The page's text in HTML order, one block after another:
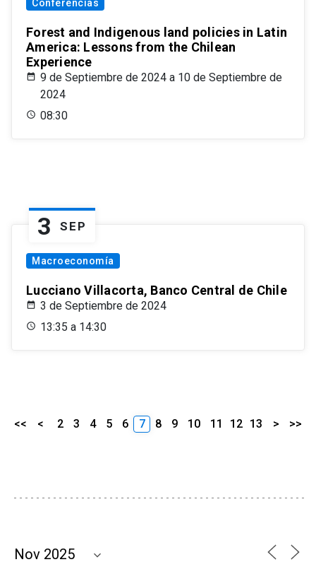
Conferencias
Forest and Indigenous land policies in Latin
America: Lessons from the Chilean
Experience
9 de Septiembre de 2024 a 10 de Septiembre de
2024
08:30
3 SEP
Macroeconomía
Lucciano Villacorta, Banco Central de Chile
3 de Septiembre de 2024
13:35 a 14:30
<< < 2 3 4 5 6 7 8 9 10 11 12 13 > >>